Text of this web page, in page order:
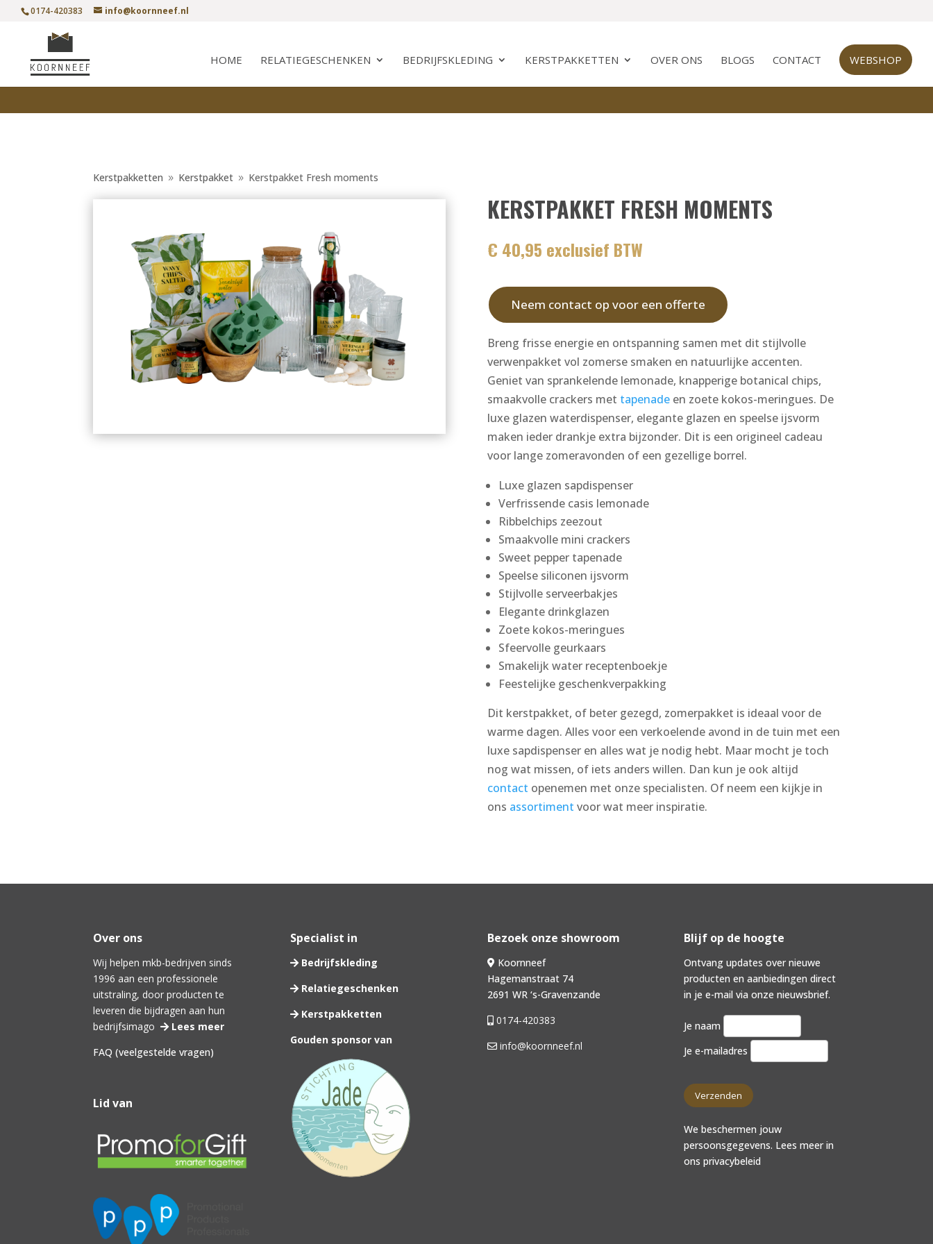
0174-420383 info@koornneef.nl
HOME RELATIEGESCHENKEN BEDRIJFSKLEDING KERSTPAKKETTEN OVER ONS BLOGS CONTACT WEBSHOP
Kerstpakketten 9 Kerstpakket 9 Kerstpakket Fresh moments
KERSTPAKKET FRESH MOMENTS
€ 40,95 exclusief BTW
Neem contact op voor een offerte
Breng frisse energie en ontspanning samen met dit stijlvolle
verwenpakket vol zomerse smaken en natuurlijke accenten.
Geniet van sprankelende lemonade, knapperige botanical chips,
smaakvolle crackers met tapenadeen zoete kokos-meringues. De
luxe glazen waterdispenser, elegante glazen en speelse ijsvorm
maken ieder drankje extra bijzonder. Dit is een origineel cadeau
voor lange zomeravonden of een gezellige borrel.
Luxe glazen sapdispenser
Verfrissende casis lemonade
Ribbelchips zeezout
Smaakvolle mini crackers
Sweet pepper tapenade
Speelse siliconen ijsvorm
Stijlvolle serveerbakjes
Elegante drinkglazen
Zoete kokos-meringues
Sfeervolle geurkaars
Smakelijk water receptenboekje
Feestelijke geschenkverpakking
Dit kerstpakket, of beter gezegd, zomerpakket is ideaal voor de
warme dagen. Alles voor een verkoelende avond in de tuin met een
luxe sapdispenser en alles wat je nodig hebt. Maar mocht je toch
nog wat missen, of iets anders willen. Dan kun je ook altijd
contact openemen met onze specialisten. Of neem een kijkje in
ons assortiment voor wat meer inspiratie.
Over ons
Wij helpen mkb-bedrijven sinds
1996 aan een professionele
uitstraling, door producten te
leveren die bijdragen aan hun
bedrijfsimago
Lees meer
FAQ (veelgestelde vragen)
Lid van
Specialist in
Bedrijfskleding
Relatiegeschenken
Kerstpakketten
Gouden sponsor van
Bezoek onze showroom
Koornneef
Hagemanstraat 74
2691 WR ‘s-Gravenzande
0174-420383
info@koornneef.nl
Blijf op de hoogte
Ontvang updates over nieuwe
producten en aanbiedingen direct
in je e-mail via onze nieuwsbrief.
Je naam
Je e-mailadres
We beschermen jouw
persoonsgegevens. Lees meer in
onsprivacybeleid